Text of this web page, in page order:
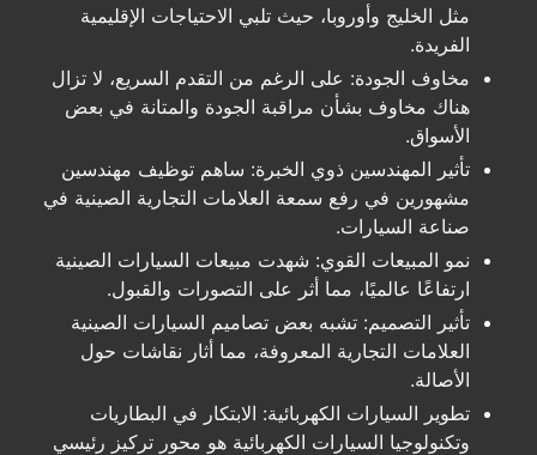
مثل الخليج وأوروبا، حيث تلبي الاحتياجات الإقليمية
الفريدة.
مخاوف الجودة: على الرغم من التقدم السريع، لا تزال
هناك مخاوف بشأن مراقبة الجودة والمتانة في بعض
الأسواق.
تأثير المهندسين ذوي الخبرة: ساهم توظيف مهندسين
مشهورين في رفع سمعة العلامات التجارية الصينية في
صناعة السيارات.
نمو المبيعات القوي: شهدت مبيعات السيارات الصينية
ارتفاعًا عالميًا، مما أثر على التصورات والقبول.
تأثير التصميم: تشبه بعض تصاميم السيارات الصينية
العلامات التجارية المعروفة، مما أثار نقاشات حول
الأصالة.
تطوير السيارات الكهربائية: الابتكار في البطاريات
وتكنولوجيا السيارات الكهربائية هو محور تركيز رئيسي